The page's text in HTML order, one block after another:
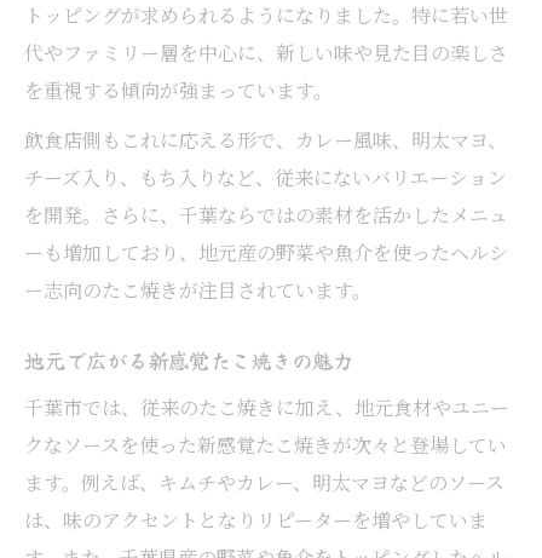
気分で選べる千葉市たこ焼きの多彩な味
たこ焼きで気分転換！千葉市の味巡り
気分に合わせて選ぶたこ焼きの楽しみ方
甘辛からピリ辛までたこ焼き味の幅広さ
その日の気分で変えるたこ焼きの魅力
千葉市で話題の選べるたこ焼きバリエーシ
ョン
千葉市風たこ焼きを自宅で手軽に再現
地元食材を使ったたこ焼きレシピの工夫
初心者も安心のたこ焼きアレンジ方法
家族や友人と楽しむたこ焼きレシピ実践
トッピングが求められるようになりました。特に若い世
代やファミリー層を中心に、新しい味や見た目の楽しさ
を重視する傾向が強まっています。
飲食店側もこれに応える形で、カレー風味、明太マヨ、
チーズ入り、もち入りなど、従来にないバリエーション
を開発。さらに、千葉ならではの素材を活かしたメニュ
ーも増加しており、地元産の野菜や魚介を使ったヘルシ
ー志向のたこ焼きが注目されています。
地元で広がる新感覚たこ焼きの魅力
千葉市では、従来のたこ焼きに加え、地元食材やユニー
クなソースを使った新感覚たこ焼きが次々と登場してい
ます。例えば、キムチやカレー、明太マヨなどのソース
は、味のアクセントとなりリピーターを増やしていま